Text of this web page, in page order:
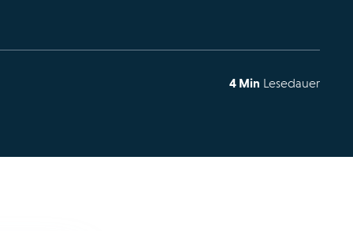
4 Min Lesedauer